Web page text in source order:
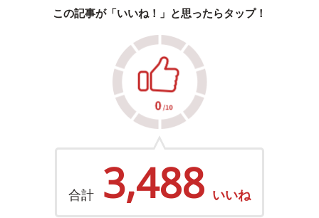
この記事が「いいね！」と思ったらタップ！
合計 3,488 いいね